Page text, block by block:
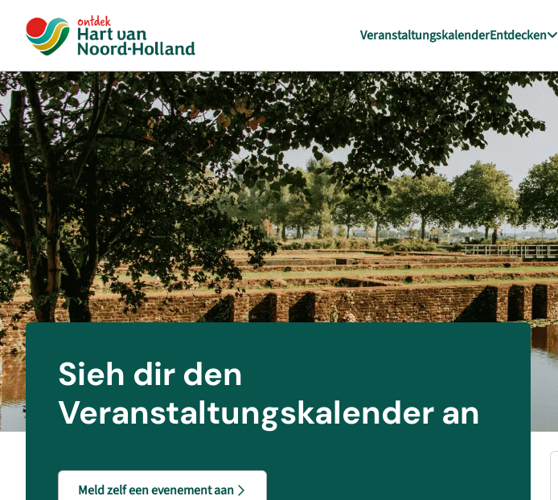
VeranstaltungskalenderEntdecken
Sieh dir den
Veranstaltungskalender an
Meld zelf een evenement aan